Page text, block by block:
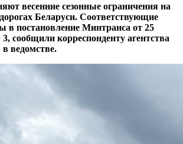
весенние сезонные ограничения на
Беларуси. Соответствующие
в постановление Минтранса от 25
сообщили корреспонденту агентства
ведомстве.